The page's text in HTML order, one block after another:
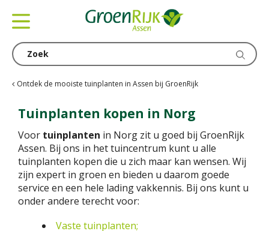
Ontdek de mooiste tuinplanten in Assen bij GroenRijk
Tuinplanten kopen in Norg
Voor tuinplanten in Norg zit u goed bij GroenRijk
Assen. Bij ons in het tuincentrum kunt u alle
tuinplanten kopen die u zich maar kan wensen. Wij
zijn expert in groen en bieden u daarom goede
service en een hele lading vakkennis. Bij ons kunt u
onder andere terecht voor:
Vaste tuinplanten;